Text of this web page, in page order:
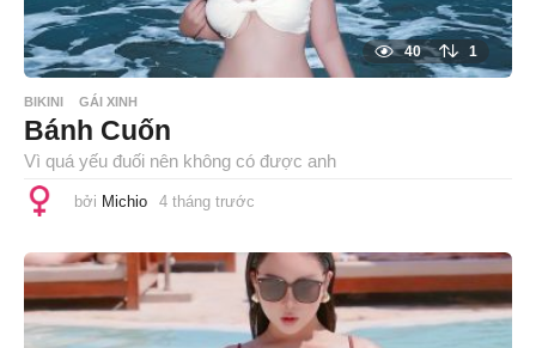
40 1
BIKINI GÁI XINH
Bánh Cuốn
Vì quá yếu đuối nên không có được anh
bởi Michio 4 tháng trước
á
n
g
t
r
ư